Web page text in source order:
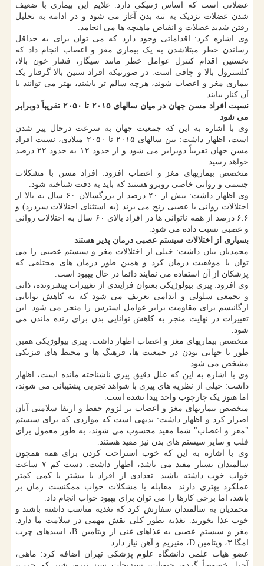
عضلانی است که اساس ژنتیکی دارد. علایم این بیماری با ضعیف
شدن عضلات نزدیک به تنه بدن آغاز می شود و در ادامه به تحلیل
رفتن شدید عضلات و انقباض ماهیچه ها می انجامد.
وی اشاره کرد: اقداماتی وجود دارد که می توان برای به حداقل
رساندن خطر مبتلاشدن به یک بیماری مغز و اعصاب انجام داد که
نخستین اقدام کنترل عوامل خطر مانند سیگار، فشار خون بالا،
کلسترول بالا و چاقی است. در صورتیکه افراد سنین بالا گرفتار یک
بیماری مغز و اعصاب شوند، هرچه سالم تر باشند، بهتر می توانند با
آن کنار بیایند.
نسبت افراد مسن جهان در میان سالهای ۲۰۱۵ تا ۲۰۵۰ تقریباً دوبرابر
می شود
وی با اشاره به این که جمعیت جهان به سرعت درحال پیر شدن
است، اظهار داشت: بین سالهای ۲۰۱۵ تا ۲۰۵۰ میلادی، نسبت افراد
مسن جهان تقریباً دوبرابر می شود و از حدود ۱۲ به حدود ۲۲ درصد
خواهد رسید.
متخصص بیماریهای مغز و اعصاب افزود: افراد مسن با مشکلات
جسمی و روانی خاصی روبرو هستند که باید به دقت شناخته شود.
وی اظهار داشت: بیش از ۲۰ درصد از بزرگسالان ۶۰ سال به بالا از
اختلالات روانی یا عصبی رنج می برند (به استثنای اختلالات سردرد) و
۶.۶ درصد از همه ناتوانی ها در افراد بالای ۶۰ سال به اختلالات روانی
و عصبی نسبت داده می شود.
بسیاری از اختلالات سیستم عصبی درمان پذیر هستند
محمدیان بیان داشت: خیلی از اختلالات مغز و سیستم عصبی را می
توان با موفقیت درمان کرد و همین طور درمان های مختلفی که
پزشکان از آن استفاده می نمایند دائما در حال بهبود است.
وی افرود: پیری بیولوژیکی بعنوان فرایندی از تغییرات پیشرونده، ذاتی
و تجمعی سلولی و اندامی تعریف می شود که به کاهش توانایی
ارگانیسم برای مقاومت برابر عوامل استرس زا منجر می شود. این
تغییرات در نهایت منجر به کاهش توانایی بدن برای زنده ماندن می
شود.
متخصص بیماریهای مغز و اعصاب اظهار داشت: پیری بیولوژیکی همین
طور با جهانی بودن در جمعیت ها، فرهنگ ها و محیط های فیزیکی
مشخص می شود.
وی با اشاره به این که علل دقیق پیری ناشناخته مانده است، اظهار
داشت: خیلی از نظریه های پیری با شواهد تجربی پشتیبانی می شوند،
اما هنوز یک چارچوب واحد پیدا نشده است.
متخصص بیماریهای مغز و اعصاب بر لزوم حفظ و ارتقا سلامتی آنان
اصرار کرد و اظهار داشت: بدیهی است که مواردی که برای سیستم
"مغز و اعصاب" شما مفید محسوب می شوند، به طور معمول برای
قلب و سایر سیستم های بدن نیز مفید هستند.
وی با اشاره به این که خوب استراحت کردن برای همه همچون
سالمندان بسیار مفید می باشد، اظهار داشت: دست کم ۷ ساعت
خواب خوب داشته باشید. تعدادی از افراد با بیشتر یا کمی کمتر
عملکرد بهتری دارند. مقابله با مشکلات خواب ممکنست زمان بر
باشد، اما برخی کارها را می توان برای بهبود خواب انجام داد.
محمدیان به سالمندان سفارش کرد که تغذیه مناسب داشته باشند و
خوب غذا بخورند. تغذیه بطور کلی نقش مهمی در سلامت ما دارد.
مغز و سیستم عصبی به غذاهای غنی از ویتامین B، اسیدهای چرب
امگا ۳، ویتامین D، منیزیم و آهن نیاز دارد.
عضو هیات علمی دانشگاه علوم پزشکی تهران اضافه کرد: ماهی،